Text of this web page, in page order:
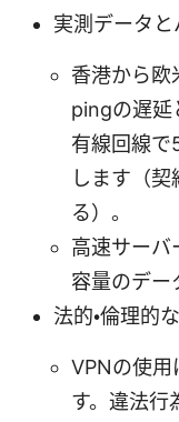
実測データ
香港から欧
pingの遅延
有線回線
します（
る）。
高速サーバ
容量のデー
法的・倫理的
VPNの使用
す。違法行